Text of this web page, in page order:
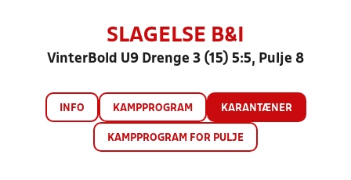
SLAGELSE B&I
VinterBold U9 Drenge 3 (15) 5:5, Pulje 8
INFO KAMPPROGRAM KARANTÆNER
KAMPPROGRAM FOR PULJE